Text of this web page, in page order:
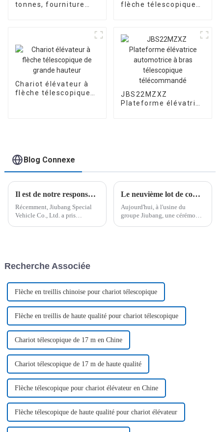
tonnes, fourniture
flèche télescopique
Chariot élévateur à
flèche télescopique
JBS22MZXZ
Plateforme élévatrice
Blog Connexe
Il est de notre responsabilité de livrer les véhicules par lots aux clients
Récemment, Jiubang Special
Vehicle Co., Ltd. a pris
attentes de ses clients.
Le neuvième lot de commandes d'Europe de l'Est a été livré
Aujourd'hui, à l'usine du
groupe Jiubang, une cérémonie
Recherche Associée
Flèche en treillis chinoise pour chariot télescopique
Flèche en treillis de haute qualité pour chariot télescopique
Chariot télescopique de 17 m en Chine
Chariot télescopique de 17 m de haute qualité
Flèche télescopique pour chariot élévateur en Chine
Flèche télescopique de haute qualité pour chariot élévateur